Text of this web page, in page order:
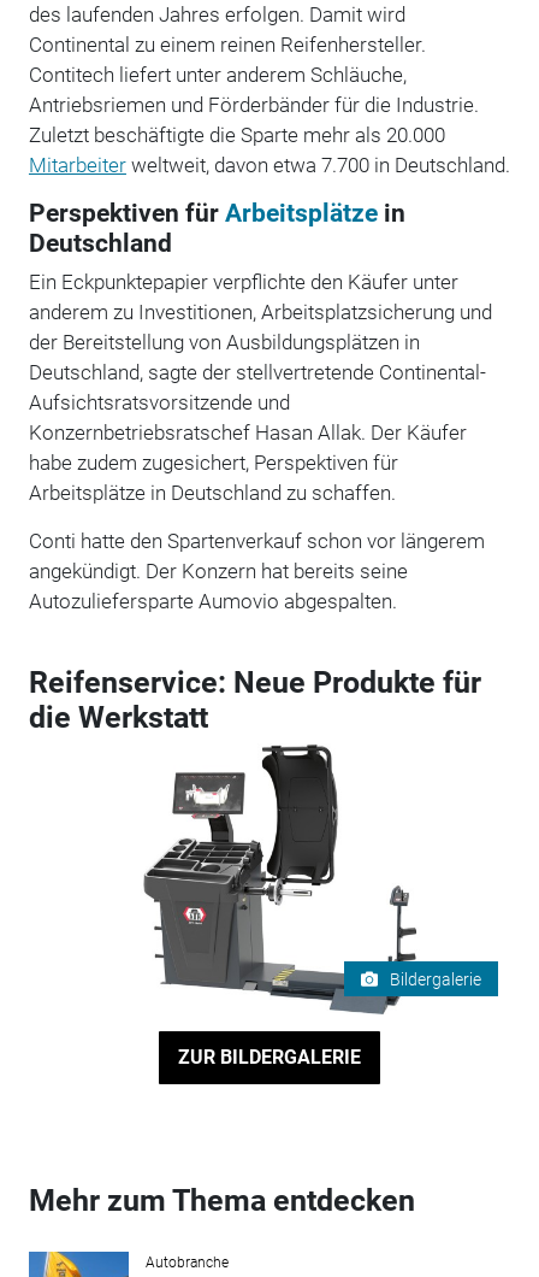
des laufenden Jahres erfolgen. Damit wird
Continental zu einem reinen Reifenhersteller.
Contitech liefert unter anderem Schläuche,
Antriebsriemen und Förderbänder für die Industrie.
Zuletzt beschäftigte die Sparte mehr als 20.000
Mitarbeiterweltweit, davon etwa 7.700 in Deutschland.
Perspektiven für Arbeitsplätzein
Deutschland
Ein Eckpunktepapier verpflichte den Käufer unter
anderem zu Investitionen, Arbeitsplatzsicherung und
der Bereitstellung von Ausbildungsplätzen in
Deutschland, sagte der stellvertretende Continental-
Aufsichtsratsvorsitzende und
Konzernbetriebsratschef Hasan Allak. Der Käufer
habe zudem zugesichert, Perspektiven für
Arbeitsplätze in Deutschland zu schaffen.
Conti hatte den Spartenverkauf schon vor längerem
angekündigt. Der Konzern hat bereits seine
Autozuliefersparte Aumovio abgespalten.
Reifenservice: Neue Produkte für
die Werkstatt
Bildergalerie
ZUR BILDERGALERIE
Mehr zum Thema entdecken
Autobranche